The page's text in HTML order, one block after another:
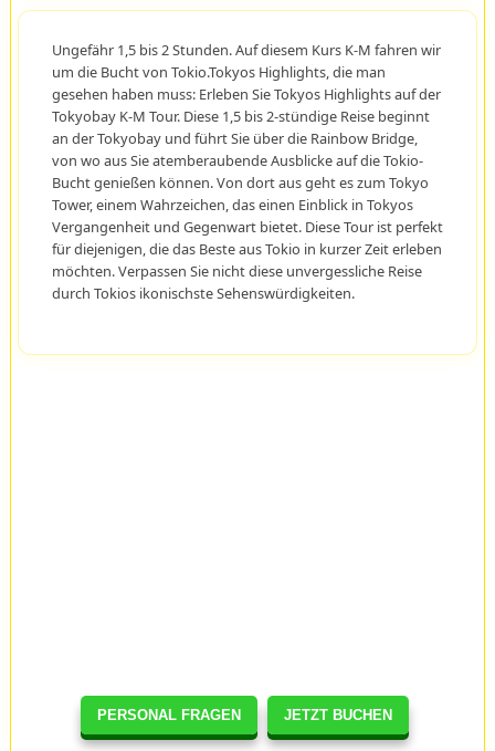
PERSONAL FRAGEN JETZT BUCHEN
Ungefähr 1,5 bis 2 Stunden. Auf diesem Kurs K-M fahren wir
um die Bucht von Tokio.Tokyos Highlights, die man
gesehen haben muss: Erleben Sie Tokyos Highlights auf der
Tokyobay K-M Tour. Diese 1,5 bis 2-stündige Reise beginnt
an der Tokyobay und führt Sie über die Rainbow Bridge,
von wo aus Sie atemberaubende Ausblicke auf die Tokio-
Bucht genießen können. Von dort aus geht es zum Tokyo
Tower, einem Wahrzeichen, das einen Einblick in Tokyos
Vergangenheit und Gegenwart bietet. Diese Tour ist perfekt
für diejenigen, die das Beste aus Tokio in kurzer Zeit erleben
möchten. Verpassen Sie nicht diese unvergessliche Reise
durch Tokios ikonischste Sehenswürdigkeiten.